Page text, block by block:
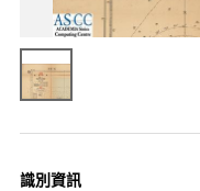
識別資訊